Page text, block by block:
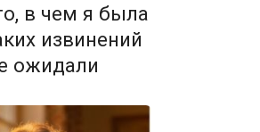
в чем я была
извинений
ожидали